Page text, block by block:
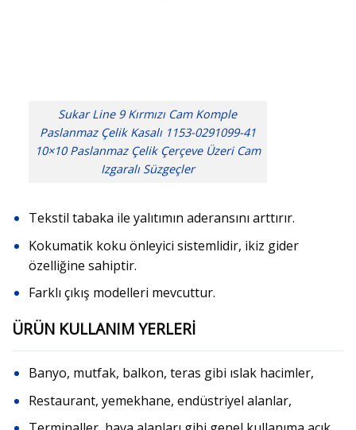
Sukar Line 9 Kırmızı Cam Komple
Paslanmaz Çelik Kasalı 1153-0291099-41
10×10 Paslanmaz Çelik Çerçeve Üzeri Cam
Izgaralı Süzgeçler
Tekstil tabaka ile yalıtımın aderansını arttırır.
Kokumatik koku önleyici sistemlidir, ikiz gider
özelliğine sahiptir.
Farklı çıkış modelleri mevcuttur.
ÜRÜN KULLANIM YERLERİ
Banyo, mutfak, balkon, teras gibi ıslak hacimler,
Restaurant, yemekhane, endüstriyel alanlar,